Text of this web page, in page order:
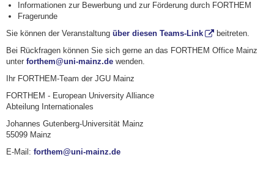
Informationen zur Bewerbung und zur Förderung durch FORTHEM
Fragerunde
Sie können der Veranstaltung über diesen Teams-Link
beitreten.
Bei Rückfragen können Sie sich gerne an das FORTHEM Office Mainz
unter forthem@uni-mainz.de wenden.
Ihr FORTHEM-Team der JGU Mainz
FORTHEM - European University Alliance
Abteilung Internationales
Johannes Gutenberg-Universität Mainz
55099 Mainz
E-Mail: forthem@uni-mainz.de